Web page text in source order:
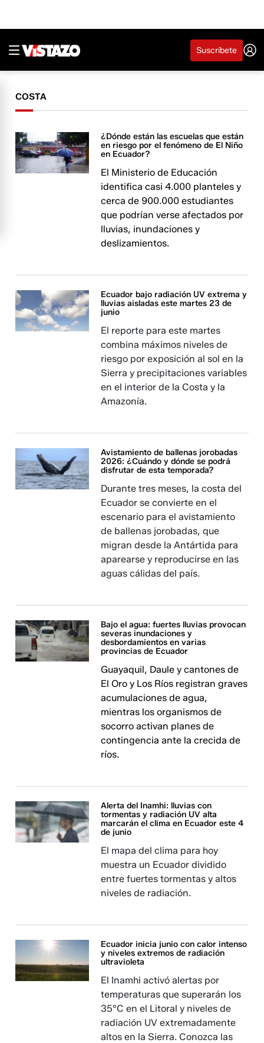
Suscríbete
COSTA
¿Dónde están las escuelas que están
en riesgo por el fenómeno de El Niño
en Ecuador?
El Ministerio de Educación
identifica casi 4.000 planteles y
cerca de 900.000 estudiantes
que podrían verse afectados por
lluvias, inundaciones y
deslizamientos.
Ecuador bajo radiación UV extrema y
lluvias aisladas este martes 23 de
junio
El reporte para este martes
combina máximos niveles de
riesgo por exposición al sol en la
Sierra y precipitaciones variables
en el interior de la Costa y la
Amazonía.
Avistamiento de ballenas jorobadas
2026: ¿Cuándo y dónde se podrá
disfrutar de esta temporada?
Durante tres meses, la costa del
Ecuador se convierte en el
escenario para el avistamiento
de ballenas jorobadas, que
migran desde la Antártida para
aparearse y reproducirse en las
aguas cálidas del país.
Bajo el agua: fuertes lluvias provocan
severas inundaciones y
desbordamientos en varias
provincias de Ecuador
Guayaquil, Daule y cantones de
El Oro y Los Ríos registran graves
acumulaciones de agua,
mientras los organismos de
socorro activan planes de
contingencia ante la crecida de
ríos.
Alerta del Inamhi: lluvias con
tormentas y radiación UV alta
marcarán el clima en Ecuador este 4
de junio
El mapa del clima para hoy
muestra un Ecuador dividido
entre fuertes tormentas y altos
niveles de radiación.
Ecuador inicia junio con calor intenso
y niveles extremos de radiación
ultravioleta
El Inamhi activó alertas por
temperaturas que superarán los
35°C en el Litoral y niveles de
radiación UV extremadamente
altos en la Sierra. Conozca las